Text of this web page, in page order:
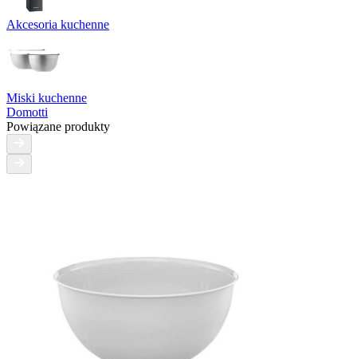
Akcesoria kuchenne
Miski kuchenne
Domotti
Powiązane produkty